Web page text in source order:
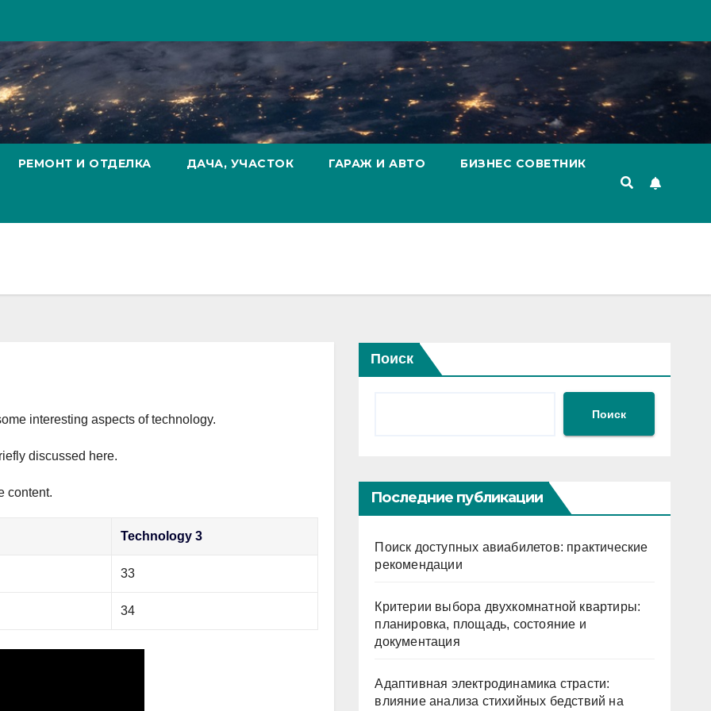
РЕМОНТ И ОТДЕЛКА ДАЧА, УЧАСТОК ГАРАЖ И АВТО БИЗНЕС СОВЕТНИК
interesting aspects of technology.
discussed here.
content.
Technology 3
33
34
Поиск
Поиск
Последние публикации
Поиск доступных авиабилетов: практические
рекомендации
Критерии выбора двухкомнатной квартиры:
планировка, площадь, состояние и
документация
Адаптивная электродинамика страсти:
влияние анализа стихийных бедствий на